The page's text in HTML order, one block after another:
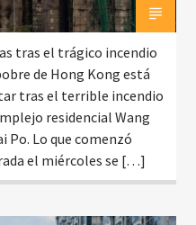
tras el trágico incendio
de Hong Kong está
tras el terrible incendio
residencial Wang
Po. Lo que comenzó
el miércoles se […]